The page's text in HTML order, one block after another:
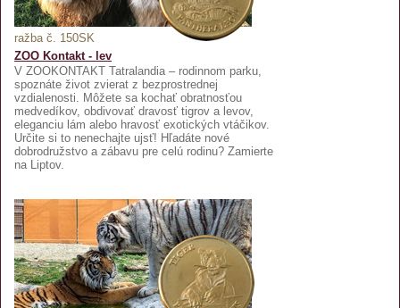
ražba č. 150SK
ZOO Kontakt - lev
V ZOOKONTAKT Tatralandia – rodinnom parku,
spoznáte život zvierat z bezprostrednej
vzdialenosti. Môžete sa kochať obratnosťou
medvedíkov, obdivovať dravosť tigrov a levov,
eleganciu lám alebo hravosť exotických vtáčikov.
Určite si to nenechajte ujsť! Hľadáte nové
dobrodružstvo a zábavu pre celú rodinu? Zamierte
na Liptov.